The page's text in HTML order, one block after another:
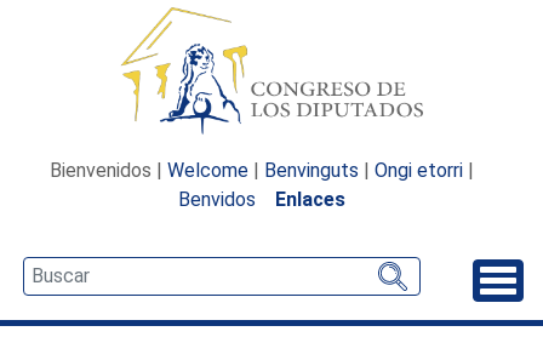
Bienvenidos | Welcome | Benvinguts | Ongi etorri |
Benvidos
Enlaces